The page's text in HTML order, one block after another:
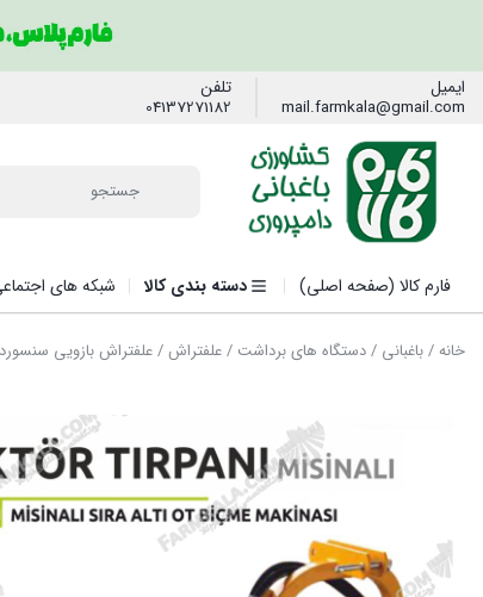
ایمیل
mail.farmkala@gmail.com
تلفن
04137271182
فارم کالا (صفحه اصلی) دسته بندی کالا شبکه های
خانه/باغبانی /دستگاه های برداشت /علفتراش/ علفتراش بازویی